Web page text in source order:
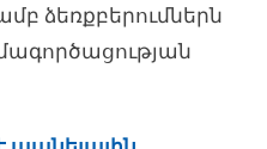
ձեռքբերումներն